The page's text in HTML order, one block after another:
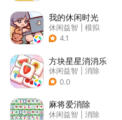
我的休闲时光
休闲益智
模拟
4.1
方块星星消消乐
休闲益智
消除
0.0
麻将爱消除
休闲益智
消除